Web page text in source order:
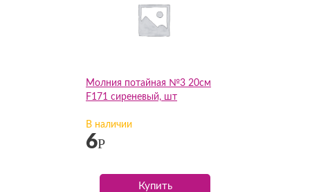
Молния потайная №3 20см
F171 сиреневый, шт
В наличии
6Р
Купить